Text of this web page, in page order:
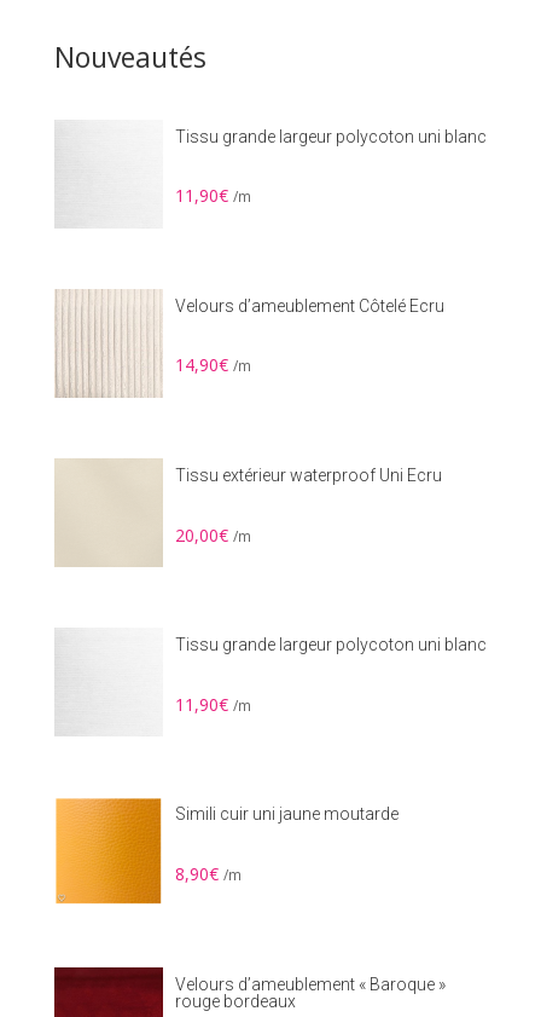
Nouveautés
Tissu grande largeur polycoton uni blanc
11,90€ /m
Velours d’ameublement Côtelé Ecru
14,90€ /m
Tissu extérieur waterproof Uni Ecru
20,00€ /m
Tissu grande largeur polycoton uni blanc
11,90€ /m
Simili cuir uni jaune moutarde
8,90€ /m
Velours d’ameublement « Baroque »
rouge bordeaux